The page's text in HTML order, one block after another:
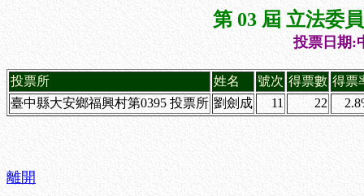
第 03 屆 立法委
投票日期:
投票所 姓名 號次 得票數 得票
臺中縣大安鄉福興村第0395 投票所 劉劍成 11 22
離開